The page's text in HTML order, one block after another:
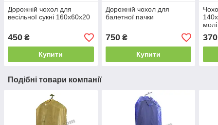
Дорожній чохол для
весільної сукні 160х60х20
450 ₴
Купити
Дорожній чохол для
балетної пачки
750₴
Купити
молі
370
Подібні товари компанії